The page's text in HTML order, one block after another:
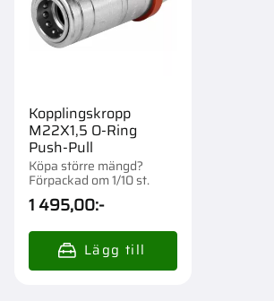
Kopplingskropp
M22X1,5 O-Ring
Push-Pull
Köpa större mängd?
Förpackad om 1/10 st.
1 495,00:-